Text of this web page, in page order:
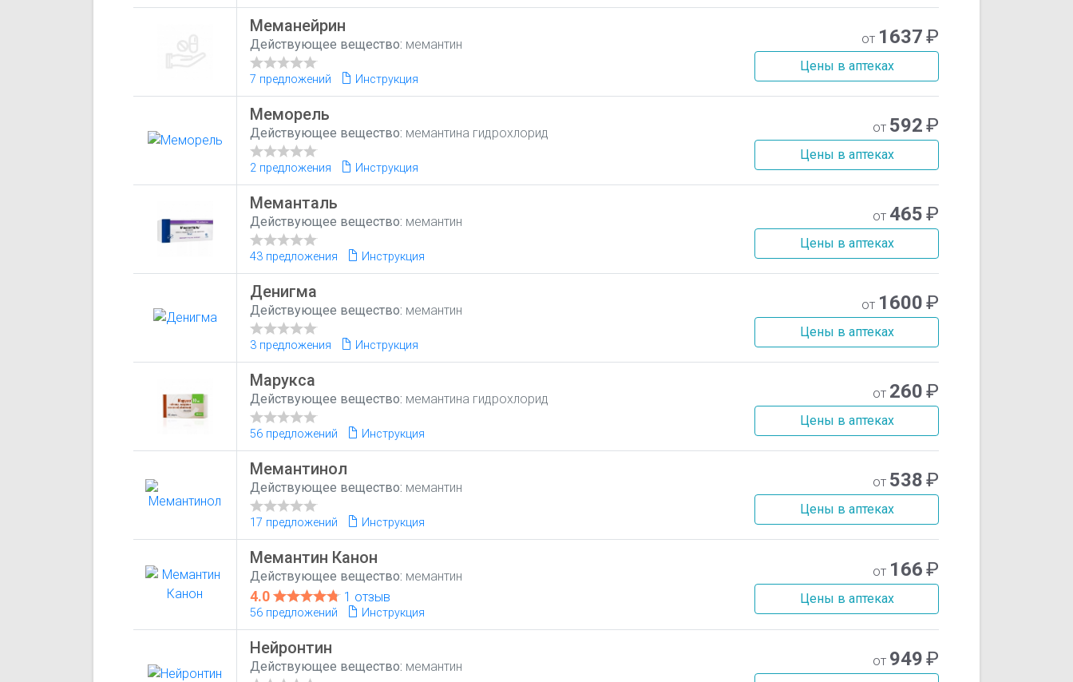
Меманейрин
Действующее вещество: мемантин
7 предложений Инструкция
от 1637₽
Цены в аптеках
Меморель
Действующее вещество: мемантина гидрохлорид
2 предложения Инструкция
от 592₽
Цены в аптеках
Меманталь
Действующее вещество: мемантин
43 предложения Инструкция
от 465₽
Цены в аптеках
Денигма
Действующее вещество: мемантин
3 предложения Инструкция
от 1600₽
Цены в аптеках
Марукса
Действующее вещество: мемантина гидрохлорид
56 предложений Инструкция
от 260₽
Цены в аптеках
Мемантинол
Действующее вещество: мемантин
17 предложений Инструкция
от 538₽
Цены в аптеках
Мемантин Канон
Действующее вещество: мемантин
4.0 1 отзыв
56 предложений Инструкция
от 166₽
Цены в аптеках
Нейронтин
Действующее вещество: мемантин от 949₽